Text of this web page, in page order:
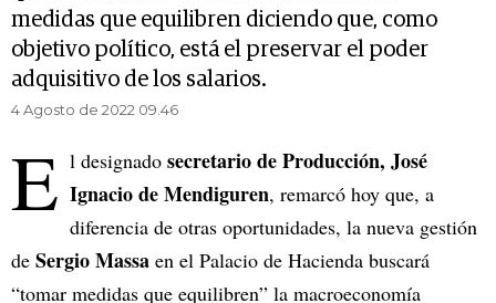
medidas que equilibren diciendo que, como
objetivo político, está el preservar el poder
adquisitivo de los salarios.
4 Agosto de 2022 09.46
E l designado secretario de Producción, José
Ignacio de Mendiguren, remarcó hoy que, a
diferencia de otras oportunidades, la nueva gestión
de Sergio Massa en el Palacio de Hacienda buscará
“tomar medidas que equilibren” la macroeconomía